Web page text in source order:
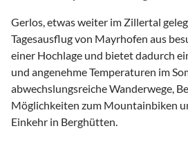
Gerlos, etwas weiter im Zillertal
Tagesausflug von Mayrhofen aus
einer Hochlage und bietet dadurch
und angenehme Temperaturen im
abwechslungsreiche Wanderwege,
Möglichkeiten zum Mountainbiken
Einkehr in Berghütten.